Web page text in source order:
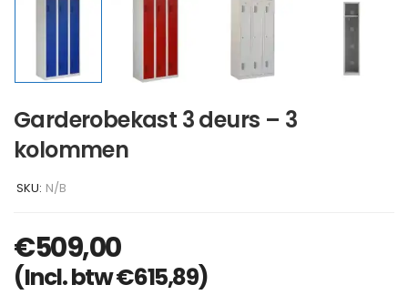
Garderobekast 3 deurs – 3
kolommen
SKU: N/B
€509,00
(Incl. btw€615,89)